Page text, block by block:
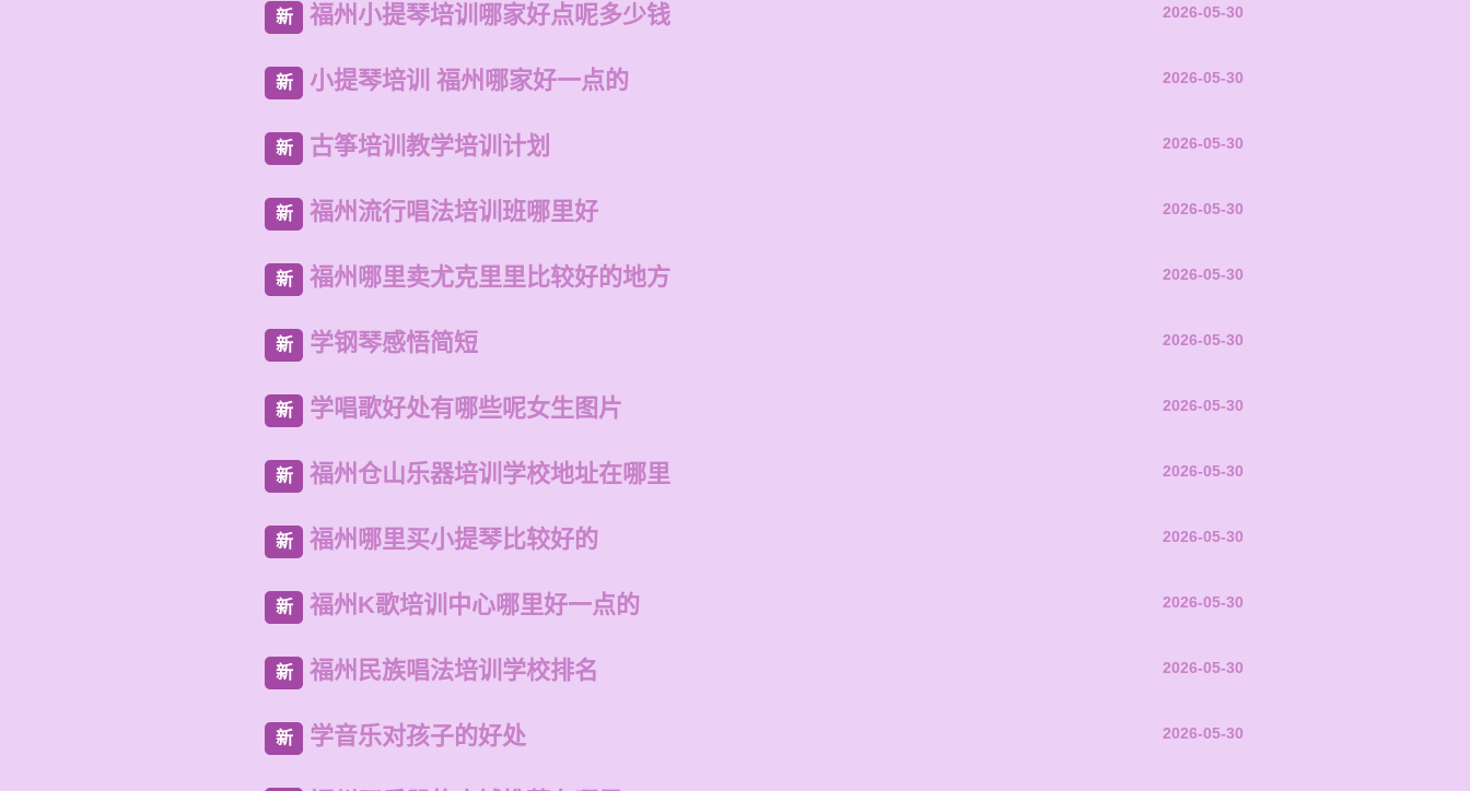
新 福州小提琴培训哪家好点呢多少钱 2026-05-30
新 小提琴培训 福州哪家好一点的 2026-05-30
新 古筝培训教学培训计划 2026-05-30
新 福州流行唱法培训班哪里好 2026-05-30
新 福州哪里卖尤克里里比较好的地方 2026-05-30
新 学钢琴感悟简短 2026-05-30
新 学唱歌好处有哪些呢女生图片 2026-05-30
新 福州仓山乐器培训学校地址在哪里 2026-05-30
新 福州哪里买小提琴比较好的 2026-05-30
新 福州K歌培训中心哪里好一点的 2026-05-30
新 福州民族唱法培训学校排名 2026-05-30
新 学音乐对孩子的好处 2026-05-30